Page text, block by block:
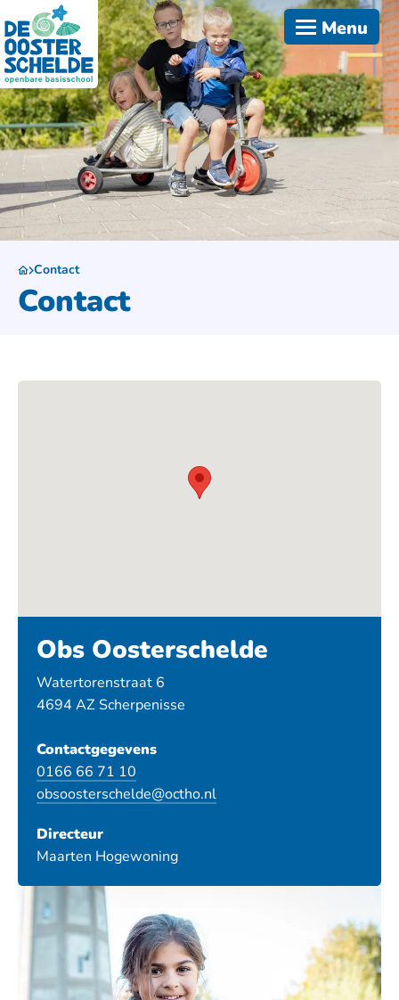
Menu
Contact
Contact
Obs Oosterschelde
Watertorenstraat 6
4694 AZ Scherpenisse
Contactgegevens
0166 66 71 10
obsoosterschelde@octho.nl
Directeur
Maarten Hogewoning